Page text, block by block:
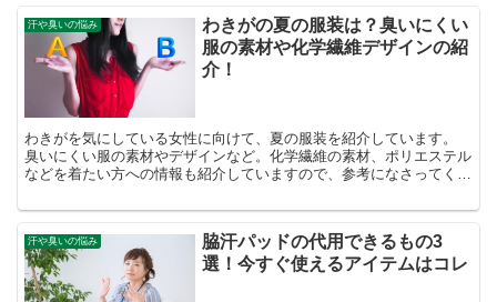
汗や臭いの悩み
わきがの夏の服装は？臭いにくい
服の素材や化学繊維デザインの紹
介！
わきがを気にしている女性に向けて、夏の服装を紹介しています。
臭いにくい服の素材やデザインなど。化学繊維の素材、ポリエステル
などを着たい方への情報も紹介していますので、参考になさってくだ
汗や臭いの悩み
脇汗パッドの代用できるもの3
選！今すぐ使えるアイテムはコレ